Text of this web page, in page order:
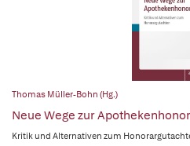
Thomas Müller-Bohn (Hg.)
Neue Wege zur
Kritik und Alternativen zum